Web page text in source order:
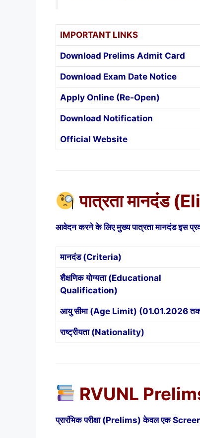
IMPORTANT LINKS
Download Prelims Admit Card
Download Exam Date Notice
Apply Online (Re-Open)
Download Notification
Official Website
पात्रता मानदंड
आवेदन करने के लिए मुख्य पात्रता मानदंड इस
मानदंड (Criteria)
शैक्षणिक योग्यता (Educational
Qualification)
आयु सीमा (Age Limit) (01.01.2026
राष्ट्रीयता (Nationality)
RVUNL
प्रारंभिक परीक्षा (Prelims) केवल एक